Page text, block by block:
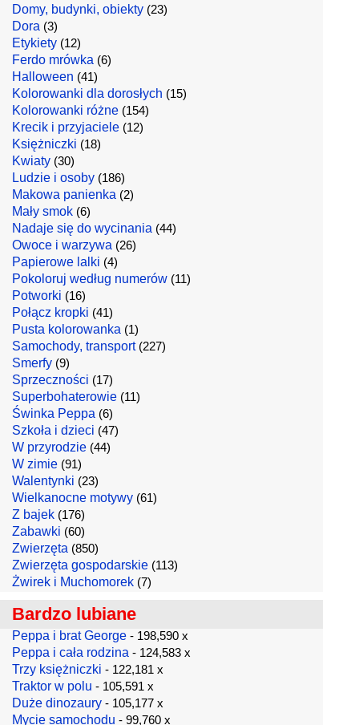
Domy, budynki, obiekty (23)
Dora (3)
Etykiety (12)
Ferdo mrówka (6)
Halloween (41)
Kolorowanki dla dorosłych (15)
Kolorowanki różne (154)
Krecik i przyjaciele (12)
Księżniczki (18)
Kwiaty (30)
Ludzie i osoby (186)
Makowa panienka (2)
Mały smok (6)
Nadaje się do wycinania (44)
Owoce i warzywa (26)
Papierowe lalki (4)
Pokoloruj według numerów (11)
Potworki (16)
Połącz kropki (41)
Pusta kolorowanka (1)
Samochody, transport(227)
Smerfy (9)
Sprzeczności (17)
Superbohaterowie (11)
Świnka Peppa (6)
Szkoła i dzieci (47)
W przyrodzie (44)
W zimie (91)
Walentynki (23)
Wielkanocne motywy (61)
Z bajek (176)
Zabawki (60)
Zwierzęta (850)
Zwierzęta gospodarskie (113)
Żwirek i Muchomorek (7)
Bardzo lubiane
Peppa i brat George - 198,590 x
Peppa i cała rodzina - 124,583 x
Trzy księżniczki - 122,181 x
Traktor w polu - 105,591 x
Duże dinozaury - 105,177 x
Mycie samochodu - 99,760 x